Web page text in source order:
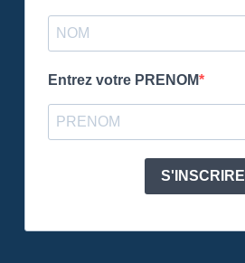
Entrez votre PRENOM
S'INSCRIRE